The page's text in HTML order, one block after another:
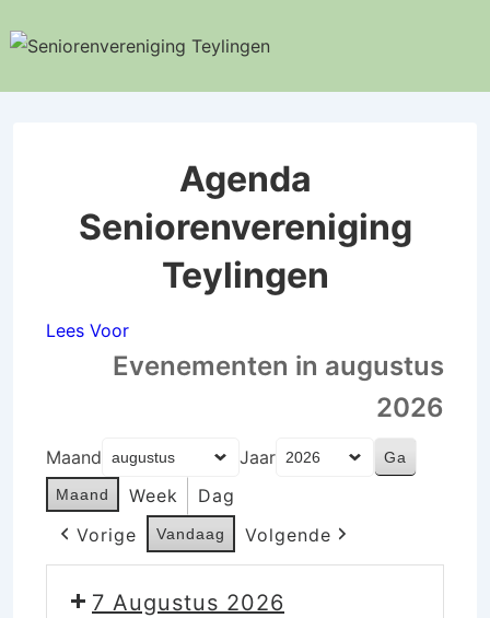
Doorgaan
Agenda
Seniorenvereniging
Teylingen
Lees Voor
Evenementen in augustus
2026
Maand Jaar
Maand Week
Dag
Vorige
Vandaag Volgende
7 Augustus 2026